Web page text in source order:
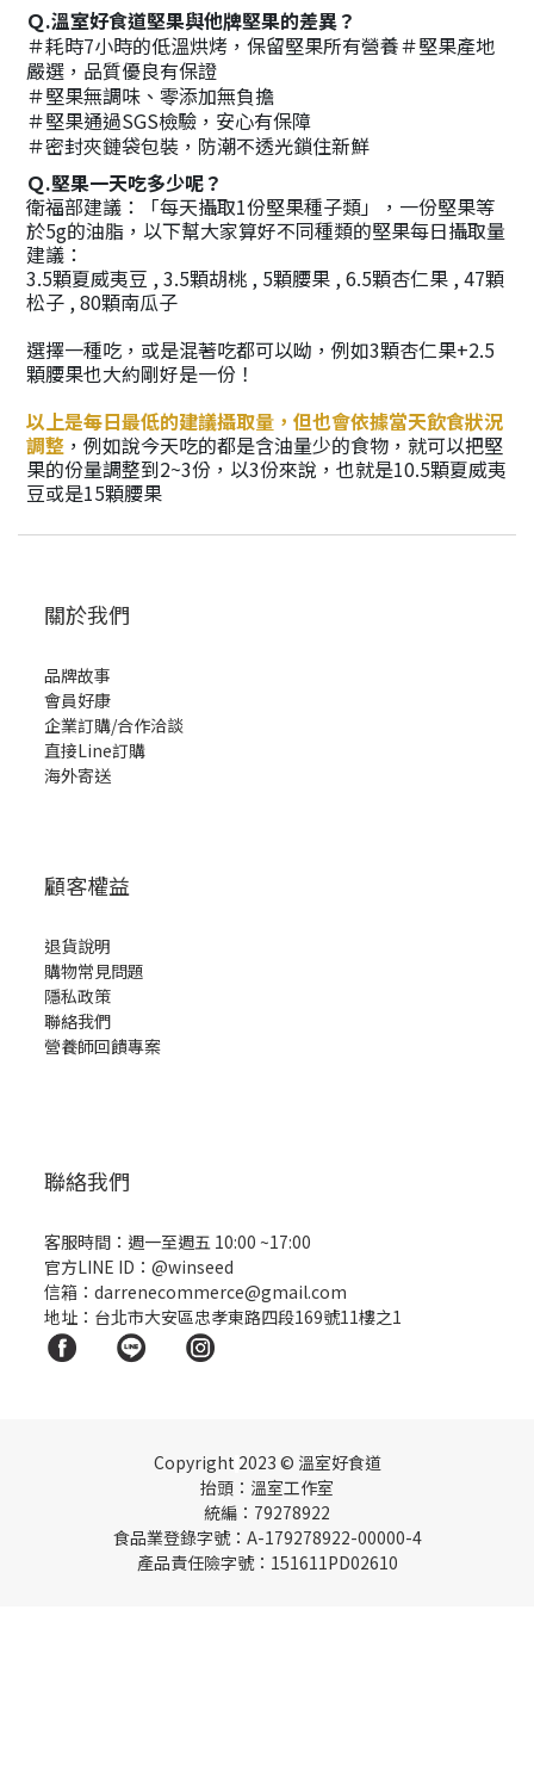
Ｑ.溫室好食道堅果與他牌堅果的差異？
＃耗時7小時的低溫烘烤，保留堅果所有營養＃堅果產地
嚴選，品質優良有保證
＃堅果無調味、零添加無負擔
＃堅果通過SGS檢驗，安心有保障
＃密封夾鏈袋包裝，防潮不透光鎖住新鮮
Ｑ.堅果一天吃多少呢？
衛福部建議：「每天攝取1份堅果種子類」，一份堅果等
於5g的油脂，以下幫大家算好不同種類的堅果每日攝取量
建議：
3.5顆夏威夷豆 , 3.5顆胡桃 , 5顆腰果 , 6.5顆杏仁果 , 47顆
松子 , 80顆南瓜子
選擇一種吃，或是混著吃都可以呦，例如3顆杏仁果+2.5
顆腰果也大約剛好是一份！
以上是每日最低的建議攝取量，但也會依據當天飲食狀況
調整 ，例如說今天吃的都是含油量少的食物，就可以把堅
果的份量調整到2~3份，以3份來說，也就是10.5顆夏威夷
豆或是15顆腰果
關於我們
品牌故事
會員好康
企業訂購/合作洽談
直接Line訂購
海外寄送
顧客權益
退貨說明
購物常見問題
隱私政策
聯絡我們
營養師回饋專案
聯絡我們
客服時間：週一至週五 10:00 ~17:00
官方LINE ID： @winseed
信箱：darrenecommerce@gmail.com
地址：台北市大安區忠孝東路四段169號11樓之1
Copyright 2023 © 溫室好食道
抬頭：溫室工作室
統編：79278922
食品業登錄字號：A-179278922-00000-4
產品責任險字號：151611PD02610